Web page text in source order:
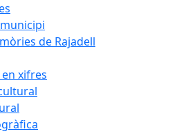
de Rajadell
xifres